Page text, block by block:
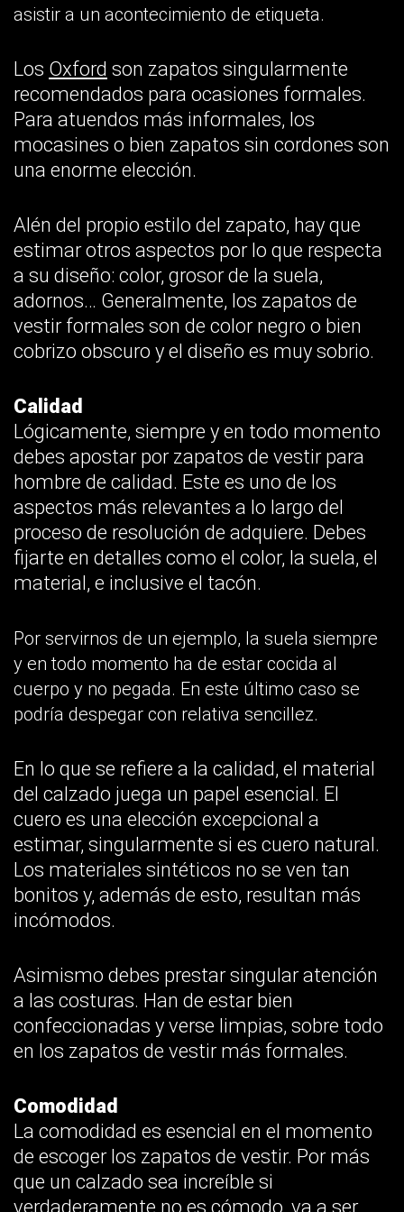
asistir a un acontecimiento de etiqueta.
Los Oxford son zapatos singularmente
recomendados para ocasiones formales.
Para atuendos más informales, los
mocasines o bien zapatos sin cordones son
una enorme elección.
Alén del propio estilo del zapato, hay que
estimar otros aspectos por lo que respecta
a su diseño: color, grosor de la suela,
adornos… Generalmente, los zapatos de
vestir formales son de color negro o bien
cobrizo obscuro y el diseño es muy sobrio.
Calidad
Lógicamente, siempre y en todo momento
debes apostar por zapatos de vestir para
hombre de calidad. Este es uno de los
aspectos más relevantes a lo largo del
proceso de resolución de adquiere. Debes
fijarte en detalles como el color, la suela, el
material, e inclusive el tacón.
Por servirnos de un ejemplo, la suela siempre
y en todo momento ha de estar cocida al
cuerpo y no pegada. En este último caso se
podría despegar con relativa sencillez.
En lo que se refiere a la calidad, el material
del calzado juega un papel esencial. El
cuero es una elección excepcional a
estimar, singularmente si es cuero natural.
Los materiales sintéticos no se ven tan
bonitos y, además de esto, resultan más
incómodos.
Asimismo debes prestar singular atención
a las costuras. Han de estar bien
confeccionadas y verse limpias, sobre todo
en los zapatos de vestir más formales.
Comodidad
La comodidad es esencial en el momento
de escoger los zapatos de vestir. Por más
que un calzado sea increíble si
verdaderamente no es cómodo, va a ser